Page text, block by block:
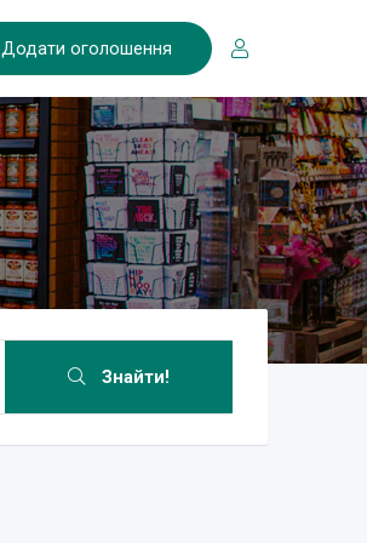
Додати оголошення
Знайти!